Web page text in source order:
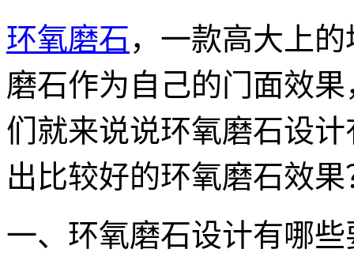
环氧磨石，一款高大上
磨石作为自己的门面效
们就来说说环氧磨石设
出比较好的环氧磨石效果
一、环氧磨石设计有哪些